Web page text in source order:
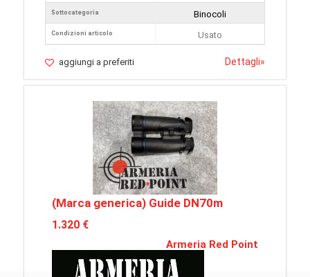
Sottocategoria
Condizioni articolo
Binocoli
Usato
aggiungi a preferiti Dettagli»
(Marca generica) Guide DN70m
1.320 €
Armeria Red Point